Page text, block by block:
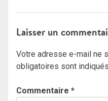
Laisser un
Votre adresse e-mail ne
obligatoires sont
Commentaire *